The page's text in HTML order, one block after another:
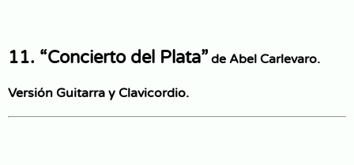
11. “Concierto del Plata” de Abel Carlevaro.
Versión Guitarra y Clavicordio.